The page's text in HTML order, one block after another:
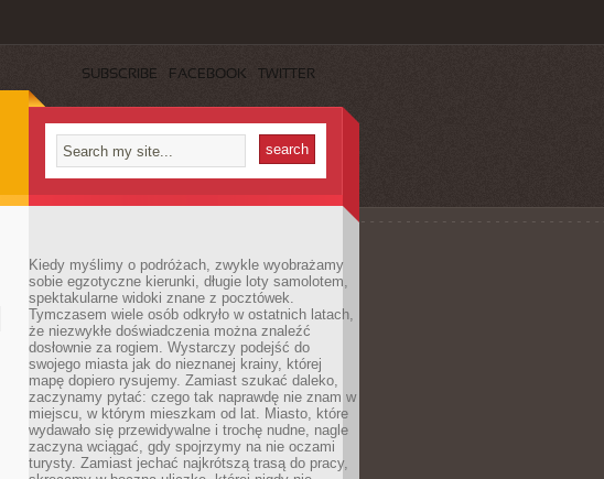
SUBSCRIBE FACEBOOK TWITTER
Kiedy myślimy o podróżach, zwykle wyobrażamy
sobie egzotyczne kierunki, długie loty samolotem,
spektakularne widoki znane z pocztówek.
Tymczasem wiele osób odkryło w ostatnich latach,
że niezwykłe doświadczenia można znaleźć
dosłownie za rogiem. Wystarczy podejść do
swojego miasta jak do nieznanej krainy, której
mapę dopiero rysujemy. Zamiast szukać daleko,
zaczynamy pytać: czego tak naprawdę nie znam w
miejscu, w którym mieszkam od lat. Miasto, które
wydawało się przewidywalne i trochę nudne, nagle
zaczyna wciągać, gdy spojrzymy na nie oczami
turysty. Zamiast jechać najkrótszą trasą do pracy,